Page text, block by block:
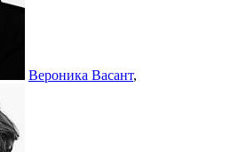
Вероника Васант,